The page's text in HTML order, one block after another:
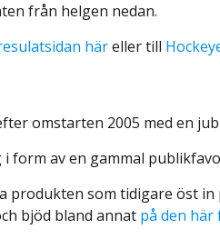
från helgen nedan.
häreller till
omstarten 2005 med en
form av en gammal
produkten som tidigare öst
bjöd bland annat på den här